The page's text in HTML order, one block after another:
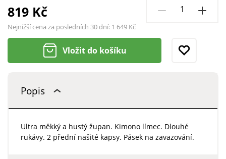
819 Kč
Nejnižší cena za posledních 30 dní: 1 649 Kč
Vložit do košíku
Popis
Ultra měkký a hustý župan. Kimono límec. Dlouhé
rukávy. 2 přední našité kapsy. Pásek na zavazování.